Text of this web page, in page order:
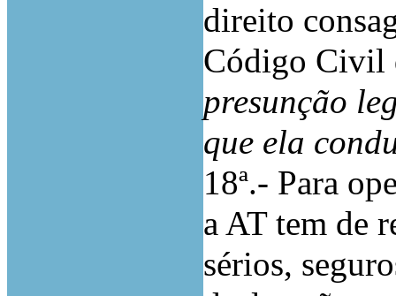
direito
Código Civil
presunção
que ela
18ª.- Para
a AT tem de
sérios,